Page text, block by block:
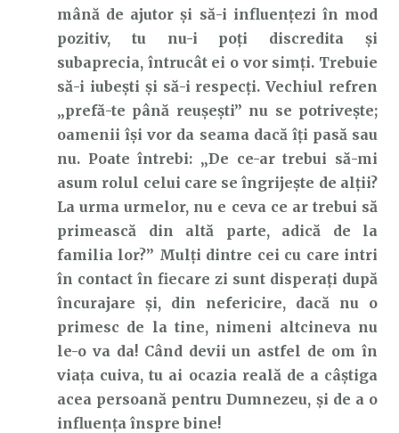
mână de ajutor și să-i influențezi în mod
pozitiv, tu nu-i poți discredita și
subaprecia, întrucât ei o vor simți. Trebuie
să-i iubești și să-i respecți. Vechiul refren
„prefă-te până reușești” nu se potrivește;
oamenii își vor da seama dacă îți pasă sau
nu. Poate întrebi: „De ce-ar trebui să-mi
asum rolul celui care se îngrijește de alții?
La urma urmelor, nu e ceva ce ar trebui să
primească din altă parte, adică de la
familia lor?” Mulți dintre cei cu care intri
în contact în fiecare zi sunt disperați după
încurajare și, din nefericire, dacă nu o
primesc de la tine, nimeni altcineva nu
le-o va da! Când devii un astfel de om în
viața cuiva, tu ai ocazia reală de a câștiga
acea persoană pentru Dumnezeu, și de a o
influența înspre bine!